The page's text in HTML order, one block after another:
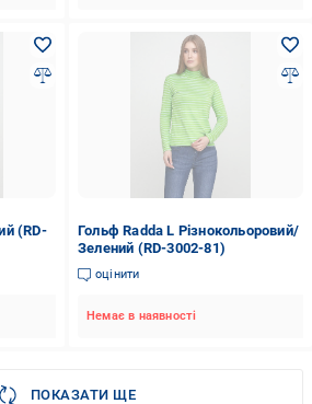
(RD-
Гольф Radda L Різнокольоровий/
Зелений (RD-3002-81)
оцінити
Немає в наявності
ПОКАЗАТИ ЩЕ